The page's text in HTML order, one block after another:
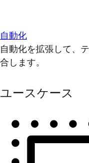
自動化
自動化を拡張して、
合します。
ユースケース